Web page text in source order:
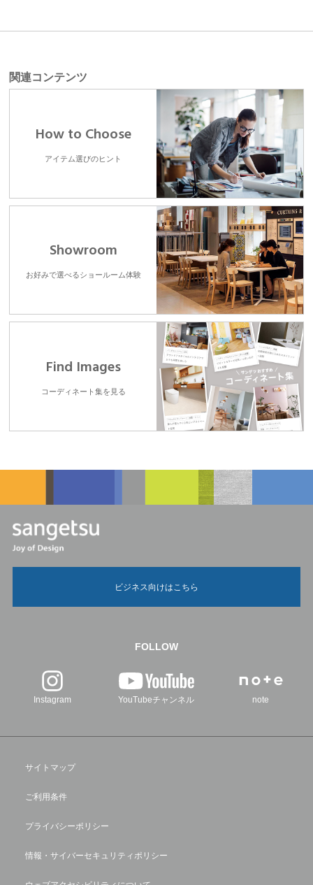
関連コンテンツ
How to Choose
アイテム選びのヒント
Showroom
お好みで選べるショールーム体験
Find Images
コーディネート集を見る
ビジネス向けはこちら
FOLLOW
Instagram YouTubeチャンネル note
サイトマップ
ご利用条件
プライバシーポリシー
情報・サイバーセキュリティポリシー